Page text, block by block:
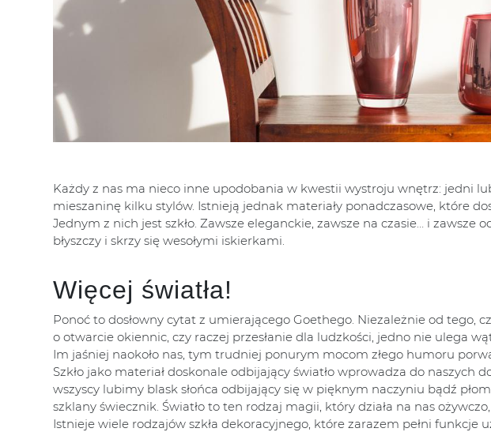
Każdy z nas ma nieco inne upodobania w kwestii wystroju wnętrz: jedni
mieszaninę kilku stylów. Istnieją jednak materiały ponadczasowe, które
Jednym z nich jest szkło. Zawsze eleganckie, zawsze na czasie… i zawsze
błyszczy i skrzy się wesołymi iskierkami.
Więcej światła!
Ponoć to dosłowny cytat z umierającego Goethego. Niezależnie od tego,
o otwarcie okiennic, czy raczej przesłanie dla ludzkości, jedno nie ulega
Im jaśniej naokoło nas, tym trudniej ponurym mocom złego humoru
Szkło jako materiał doskonale odbijający światło wprowadza do naszych
wszyscy lubimy blask słońca odbijający się w pięknym naczyniu bądź
szklany świecznik. Światło to ten rodzaj magii, który działa na nas
Istnieje wiele rodzajów szkła dekoracyjnego, które zarazem pełni funkcje